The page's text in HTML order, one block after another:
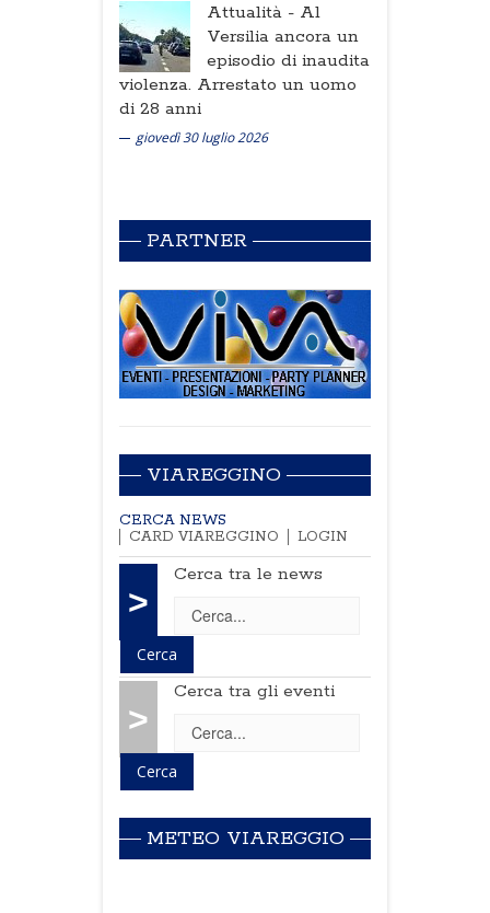
Attualità - Al
Versilia ancora un
episodio di inaudita
violenza. Arrestato un uomo
di 28 anni
giovedì 30 luglio 2026
PARTNER
VIAREGGINO
CERCA NEWS
CARD VIAREGGINO
LOGIN
>
Cerca tra le news
>
Cerca tra gli eventi
METEO VIAREGGIO